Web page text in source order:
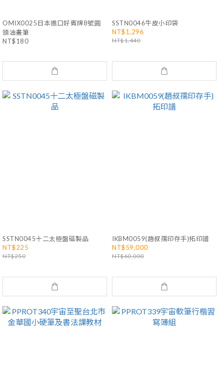
OMIX0025日本進口好賓牌8號圓
頭油畫筆
NT$180
SSTN0046牛皮小印袋
NT$1,296
NT$1,440
SSTN0045十二太極盤磁製品
NT$225
NT$250
IKBM0059(趙叔孺印存手)拓印譜
NT$59,000
NT$60,000